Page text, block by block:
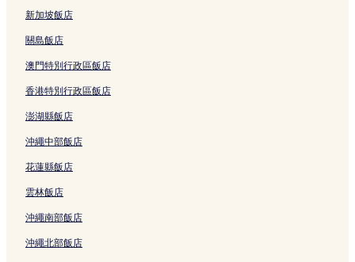
新加坡飯店
關島飯店
澳門特別行政區飯店
香港特別行政區飯店
澎湖縣飯店
沖繩中部飯店
花蓮縣飯店
雲林飯店
沖繩南部飯店
沖繩北部飯店